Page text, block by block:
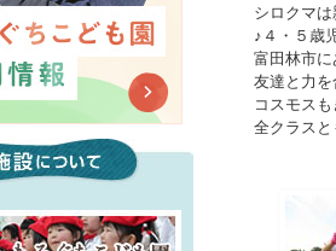
シロクマ
♪４・５歳
富田林市に
友達と力を
コスモス
全クラス